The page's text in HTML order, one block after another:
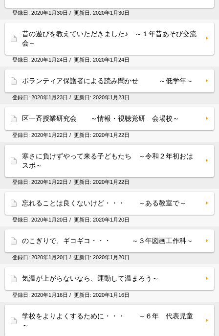
登録日: 2020年1月30日 / 更新日: 2020年1月30日
昔の遊びを教えていただきました♪ ～１年昔あそび交流
会～
登録日: 2020年1月24日 / 更新日: 2020年1月24日
ボランティア保護者による読み聞かせ ～低学年～
登録日: 2020年1月23日 / 更新日: 2020年1月23日
区一斉授業研究会 ～情報・視聴覚研 会場校～
登録日: 2020年1月22日 / 更新日: 2020年1月22日
寒さに負けずやって来る子どもたち ～令和２年初おは
スポ～
登録日: 2020年1月22日 / 更新日: 2020年1月22日
忘れることは良くないけど・・・ ～ある教室で～
登録日: 2020年1月20日 / 更新日: 2020年1月20日
のこぎりで、ギコギコ・・・ ～３年図画工作科～
登録日: 2020年1月20日 / 更新日: 2020年1月20日
気温が上がらないなら、運動して温まろう～
登録日: 2020年1月16日 / 更新日: 2020年1月16日
学校をよりよくするために・・・ ～６年 代表児童
～